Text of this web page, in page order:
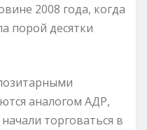
2008 года, когда
порой десятки
аналогом АДР,
торговаться в